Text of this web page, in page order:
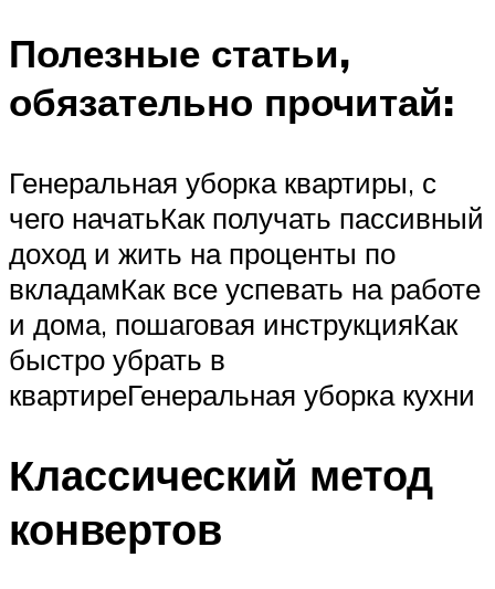
Полезные статьи,
обязательно прочитай:
Генеральная уборка квартиры, с
чего начатьКак получать пассивный
доход и жить на проценты по
вкладамКак все успевать на работе
и дома, пошаговая инструкцияКак
быстро убрать в
квартиреГенеральная уборка кухни
Классический метод
конвертов